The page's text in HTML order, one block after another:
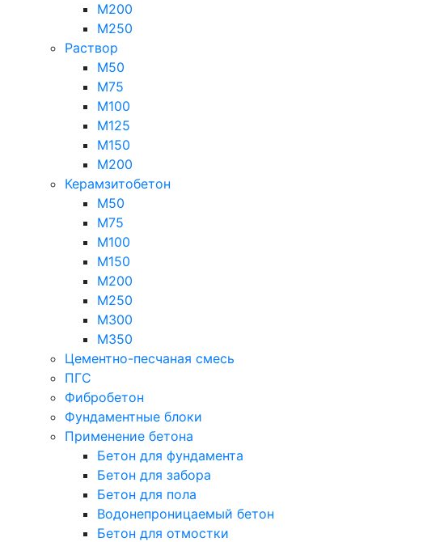
М200
М250
Раствор
М50
М75
М100
М125
М150
М200
Керамзитобетон
М50
М75
М100
М150
М200
М250
М300
М350
Цементно-песчаная смесь
ПГС
Фибробетон
Фундаментные блоки
Применение бетона
Бетон для фундамента
Бетон для забора
Бетон для пола
Водонепроницаемый бетон
Бетон для отмостки